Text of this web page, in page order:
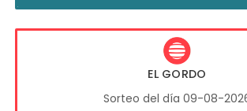
EL GORDO
Sorteo del día 09-08-